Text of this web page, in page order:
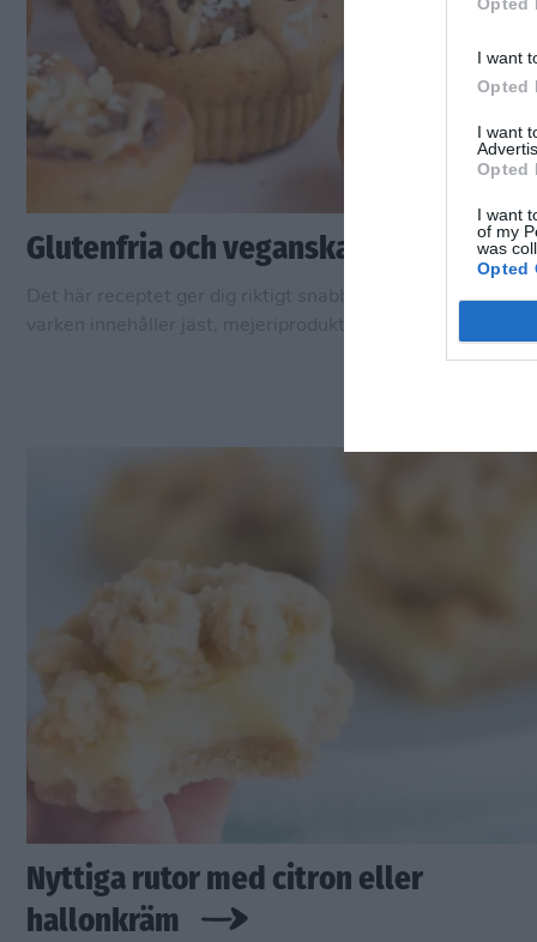
I want
Opted
I want
Opted
I want
of my
was
Opted
Glutenfria och veganska kanelbullar
Det här receptet ger dig riktigt snabba och enkla
otroligt saftiga och är är perfekta att toppa med extra
Nyttiga rutor med citron eller
hallonkräm